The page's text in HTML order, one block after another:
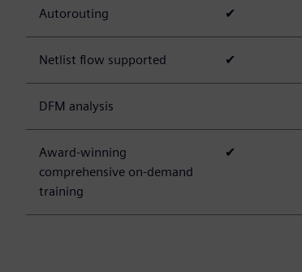
Autorouting ✔
Netlist flow supported ✔
DFM analysis
Award-winning
comprehensive on-demand
training
✔